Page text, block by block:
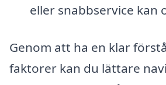
eller snabbservice kan
Genom att ha en klar
faktorer kan du lättare